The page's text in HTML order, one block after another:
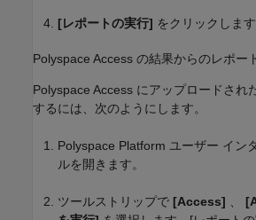
[レポートの実行] をクリックします
Polyspace Access の結果からのレポー
Polyspace Access にアップロードされ
するには、次のようにします。
Polyspace Platform ユーザー イン
ルを開きます。
ツールストリップで [Access]